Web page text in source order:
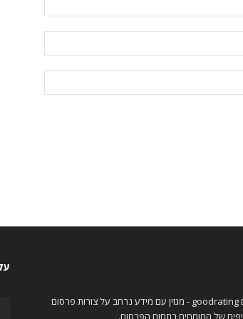
ברוכים הבאים למגזין פרסום goodrating - מגזין עם מידע נרחב על צורות פרסום
של המומחים בתחום הפרסום.